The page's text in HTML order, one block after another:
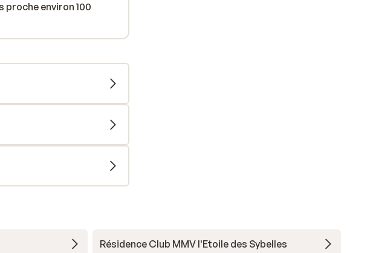
proche environ 100
Résidence Club MMV l'Etoile des Sybelles